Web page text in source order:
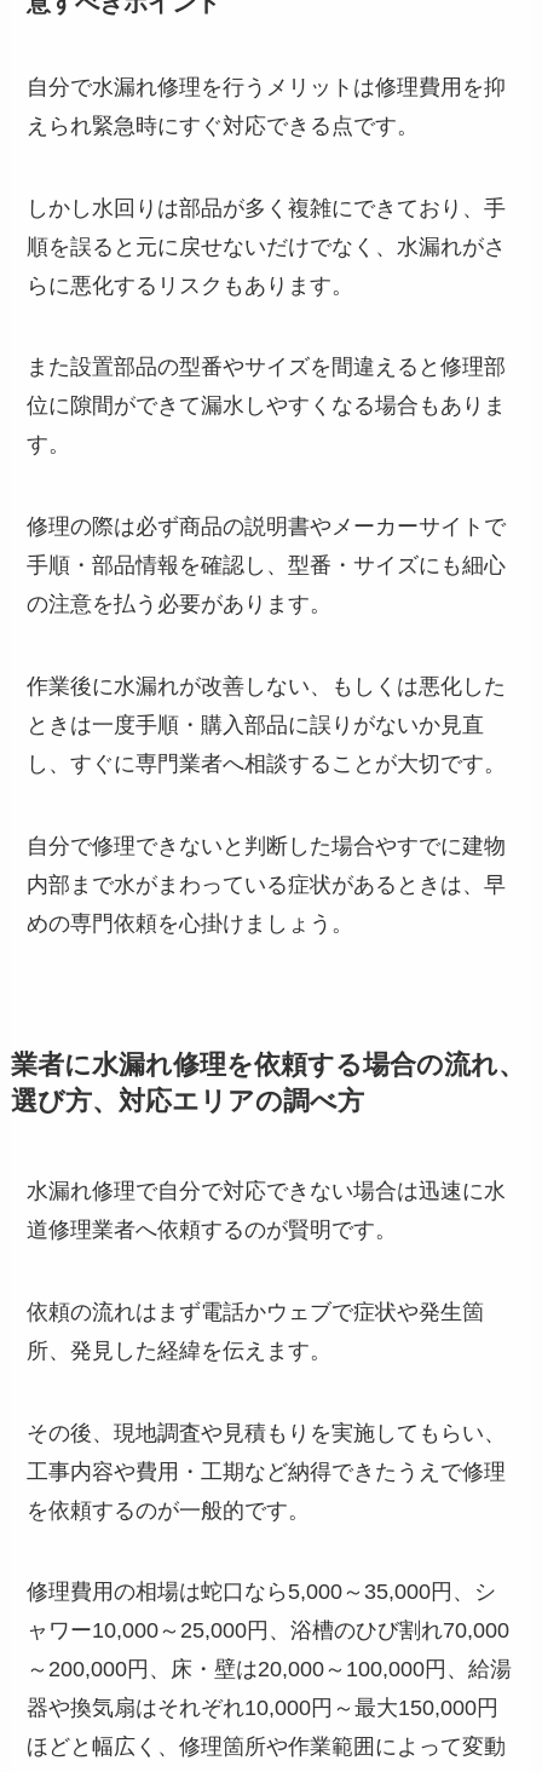
自分で水漏れ修理を行うメリットは修理費用を抑
えられ緊急時にすぐ対応できる点です。
しかし水回りは部品が多く複雑にできており、手
順を誤ると元に戻せないだけでなく、水漏れがさ
らに悪化するリスクもあります。
また設置部品の型番やサイズを間違えると修理部
位に隙間ができて漏水しやすくなる場合もありま
す。
修理の際は必ず商品の説明書やメーカーサイトで
手順・部品情報を確認し、型番・サイズにも細心
の注意を払う必要があります。
作業後に水漏れが改善しない、もしくは悪化した
ときは一度手順・購入部品に誤りがないか見直
し、すぐに専門業者へ相談することが大切です。
自分で修理できないと判断した場合やすでに建物
内部まで水がまわっている症状があるときは、早
めの専門依頼を心掛けましょう。
業者に水漏れ修理を依頼する場合の流れ、
選び方、対応エリアの調べ方
水漏れ修理で自分で対応できない場合は迅速に水
道修理業者へ依頼するのが賢明です。
依頼の流れはまず電話かウェブで症状や発生箇
所、発見した経緯を伝えます。
その後、現地調査や見積もりを実施してもらい、
工事内容や費用・工期など納得できたうえで修理
を依頼するのが一般的です。
修理費用の相場は蛇口なら5,000～35,000円、シ
ャワー10,000～25,000円、浴槽のひび割れ70,000
～200,000円、床・壁は20,000～100,000円、給湯
器や換気扇はそれぞれ10,000円～最大150,000円
ほどと幅広く、修理箇所や作業範囲によって変動